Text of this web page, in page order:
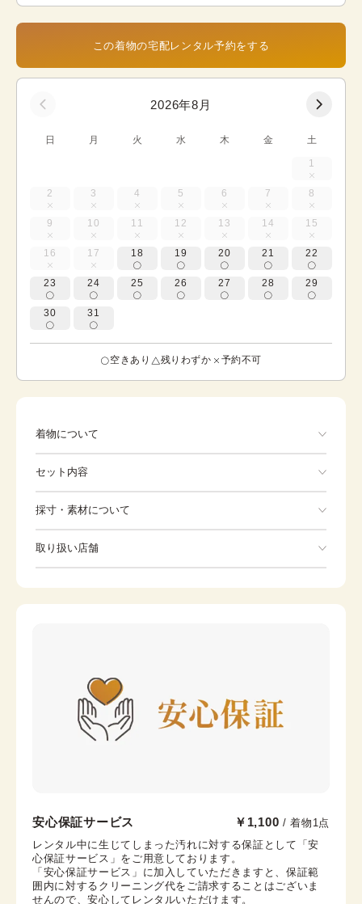
この着物の宅配レンタル予約をする
2026年8月
日 月 火 水 木 金 土
1
2 3 4 5 6 7 8
9 10 11 12 13 14 15
16 17 18 19 20 21 22
23 24 25 26 27 28 29
30 31
空きあり 残りわずか 予約不可
着物について
厳、純潔、、無垢の意味を持つ百合の花は洋柄の振袖に描
セット内容
※着付けに必要な一式をすべて含みます。
着物
足袋 肌着
帯揚げ 伊達襟
コーリンベルト 襟芯
採寸・素材について
身丈 163.5cm
取り扱い店舗
東京都台東区浅草２丁目６−７ 楽天地浅草ビル 4階
営業時間： 10:00~ 18:00
着付け最終受付時間：17:30
安心保証サービス ￥1,100 / 着物1点
レンタル中に生じてしまった汚れに対する保証として「安
心保証サービス」をご用意しております。
「安心保証サービス」に加入していただきますと、保証範
囲内に対するクリーニング代をご請求することはございま
せんので、安心してレンタルいただけます。